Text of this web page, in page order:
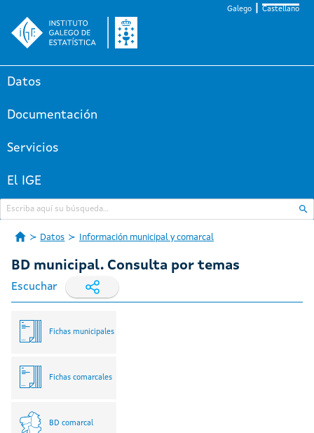
Galego Castellano
Datos
Documentación
Servicios
El IGE
Datos Información municipal y comarcal
BD municipal. Consulta por temas
Escuchar
Fichas municipales
Fichas comarcales
BD comarcal